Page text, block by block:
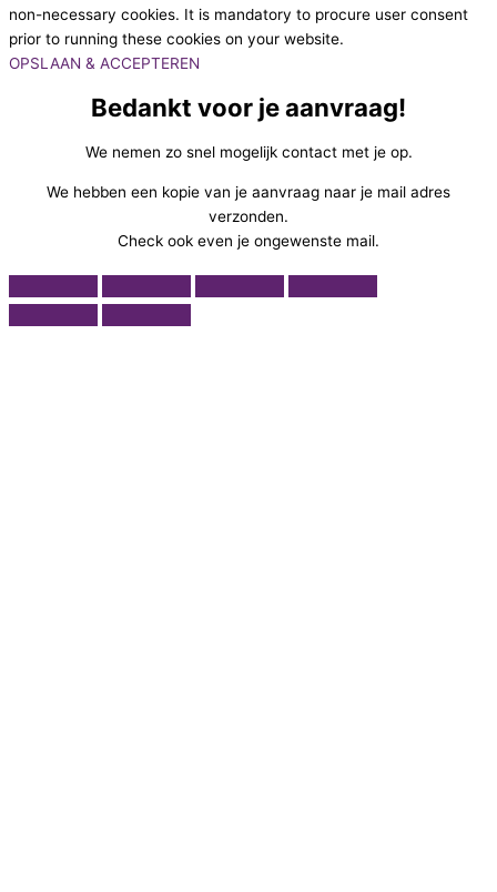
non-necessary cookies. It is mandatory to procure user consent
prior to running these cookies on your website.
OPSLAAN & ACCEPTEREN
Bedankt voor je aanvraag!
We nemen zo snel mogelijk contact met je op.
We hebben een kopie van je aanvraag naar je mail adres
verzonden.
Check ook even je ongewenste mail.